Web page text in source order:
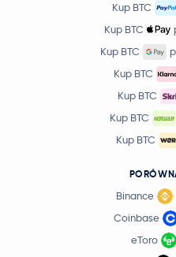
Kup BTC
Kup BTC
Kup BTC
Kup BTC
Kup BTC
Kup BTC
Kup BTC
Binance
Coinbase
eToro